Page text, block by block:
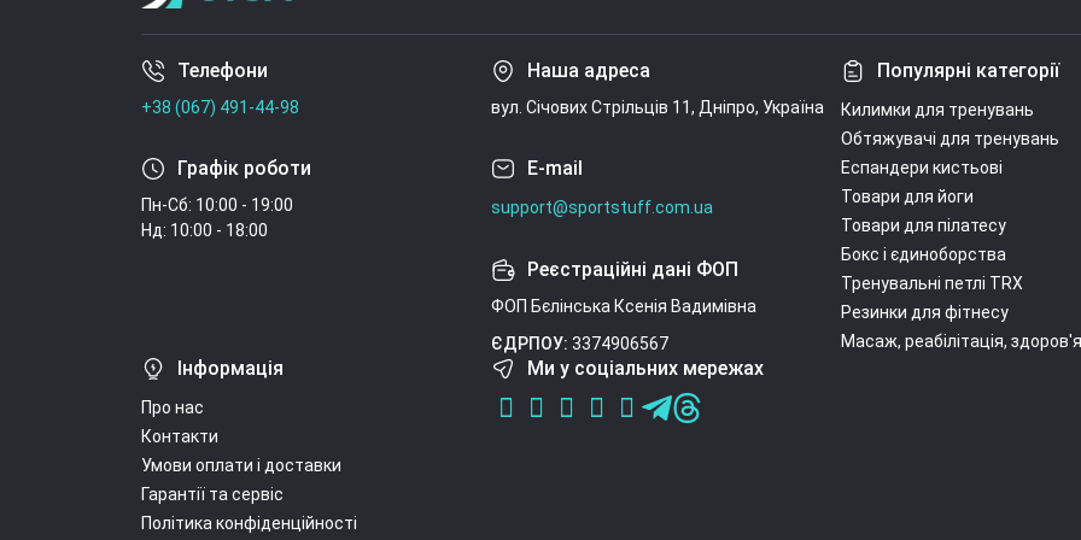
Телефони
+38 (067) 491-44-98
Графік роботи
Пн-Сб: 10:00 - 19:00
Нд: 10:00 - 18:00
Наша адреса
вул. Січових Стрільців 11, Дніпро, Україна
E-mail
support@sportstuff.com.ua
Реєстраційні дані ФОП
ФОП Бєлінська Ксенія Вадимівна
ЄДРПОУ: 3374906567
Популярні категорії
Килимки для тренувань
Обтяжувачі для тренувань
Еспандери кистьові
Товари для йоги
Товари для пілатесу
Бокс і єдиноборства
Тренувальні петлі TRX
Резинки для фітнесу
Масаж, реабілітація, здоров'я
Інформація
Про нас
Контакти
Умови оплати і доставки
Гарантії та сервіс
Політика конфіденційності
Ми у соціальних мережах